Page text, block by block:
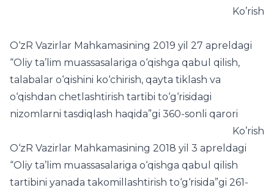
Ko’rish
O‘zR Vazirlar Mahkamasining 2019 yil 27 apreldagi
“Oliy ta’lim muassasalariga o‘qishga qabul qilish,
talabalar o‘qishini ko‘chirish, qayta tiklash va
o‘qishdan chetlashtirish tartibi to‘g‘risidagi
nizomlarni tasdiqlash haqida”gi 360-sonli qarori
Ko’rish
O‘zR Vazirlar Mahkamasining 2018 yil 3 apreldagi
“Oliy ta’lim muassasalariga o‘qishga qabul qilish
tartibini yanada takomillashtirish to‘g‘risida”gi 261-